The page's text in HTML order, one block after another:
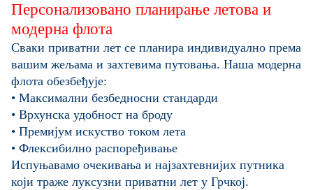
Персонализовано планирање летова и
модерна флота
Сваки приватни лет се планира индивидуално према
вашим жељама и захтевима путовања. Наша модерна
флота обезбеђује:
• Максимални безбедносни стандарди
• Врхунска удобност на броду
• Премијум искуство током лета
• Флексибилно распоређивање
Испуњавамо очекивања и најзахтевнијих путника
који траже луксузни приватни лет у Грчкој.